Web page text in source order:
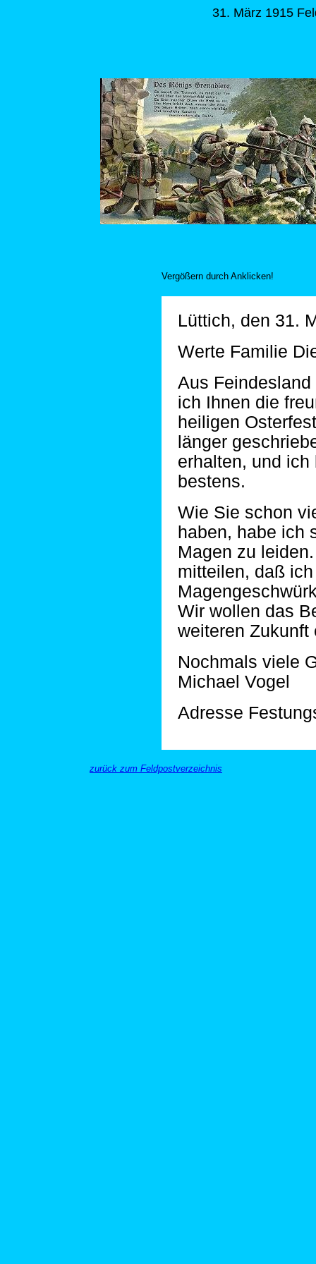
31. März 1915
Vergößern durch Anklicken!
Lüttich, den 31.
Werte Familie
Aus
ich Ihnen die
heiligen
länger
erhalten, und
bestens.
Wie Sie schon
haben, habe ich
Magen zu
mitteilen, daß
Wir wollen das
weiteren Zukunft
Nochmals viele
Michael Vogel
Adresse
zurück zum Feldpostverzeichnis